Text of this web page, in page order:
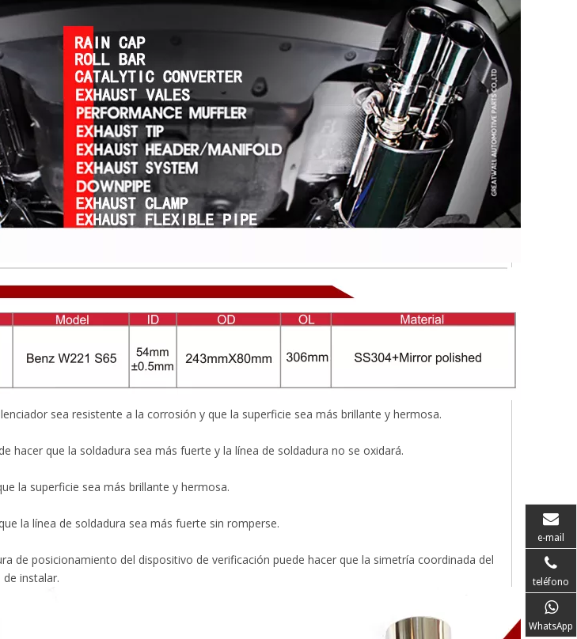
sea resistente a la corrosión y que la superficie sea más brillante y hermosa.
hacer que la soldadura sea más fuerte y la línea de soldadura no se oxidará.
la superficie sea más brillante y hermosa.
la línea de soldadura sea más fuerte sin romperse.
de posicionamiento del dispositivo de verificación puede hacer que la simetría coordinada del
instalar.
e-mail
teléfono
WhatsApp